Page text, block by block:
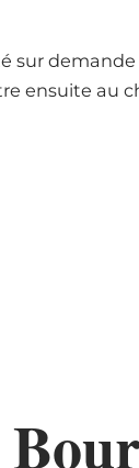
sur
ensuite au